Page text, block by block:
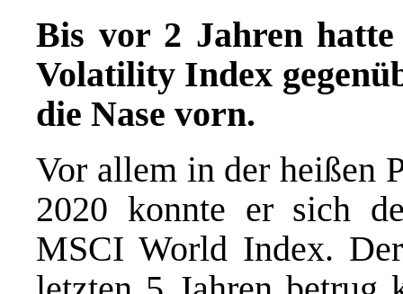
Bis vor 2 Jahren
Volatility Index
die Nase vorn.
Vor allem in der heißen
2020 konnte er sich
MSCI World Index.